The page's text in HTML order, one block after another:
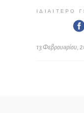
ΙΔΙΑΊΤΕΡΟ
13 Φεβρουαρίου,